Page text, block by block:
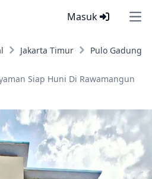
Masuk
Jakarta Timur
Pulo Gadung
Siap Huni Di Rawamangun